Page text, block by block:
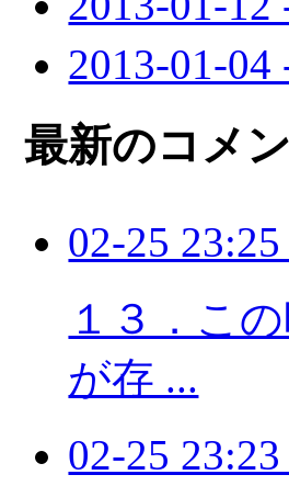
2013-01-
最新のコメ
02-25
１３．こ
が存 ...
02-25